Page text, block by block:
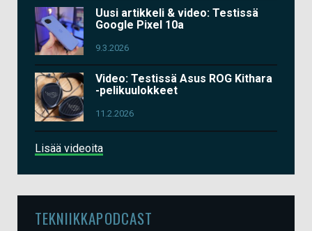
Uusi artikkeli & video: Testissä
Google Pixel 10a
9.3.2026
Video: Testissä Asus ROG Kithara
-pelikuulokkeet
11.2.2026
Lisää videoita
TEKNIIKKAPODCAST